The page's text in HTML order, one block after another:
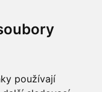
používají